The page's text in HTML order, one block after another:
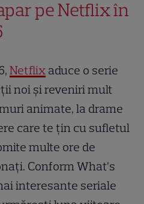
pe Netflix în
Netflix aduce o serie
noi și reveniri mult
animate, la drame
care te țin cu sufletul
multe ore de
Conform What’s
interesante seriale